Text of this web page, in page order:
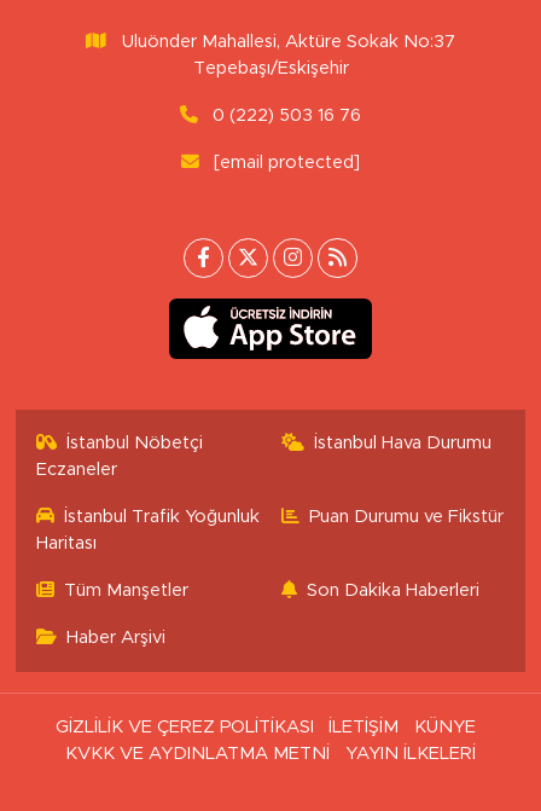
Uluönder Mahallesi, Aktüre Sokak No:37
Tepebaşı/Eskişehir
0 (222) 503 16 76
[email protected]
İstanbul Nöbetçi
Eczaneler
İstanbul Hava Durumu
İstanbul Trafik Yoğunluk
Haritası
Puan Durumu ve Fikstür
Tüm Manşetler Son Dakika Haberleri
Haber Arşivi
GİZLİLİK VE ÇEREZ POLİTİKASI İLETİŞİM
KÜNYE
KVKK VE AYDINLATMA METNİ
YAYIN İLKELERİ